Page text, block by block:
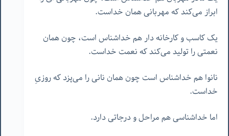
ابراز می‌کند که مهربانی همان خداست.
یک کاسب و کارخانه دار هم خداشناس است، چون همان
نعمتی را تولید می‌کند که نعمت خداست.
نانوا هم خداشناس است چون همان نانی را می‌پزد که روزیِ
خداست.
اما خداشناسی هم مراحل و درجاتی دارد.